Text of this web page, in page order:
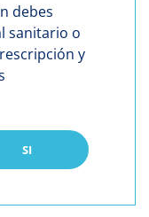
debes
sanitario o
y
SI